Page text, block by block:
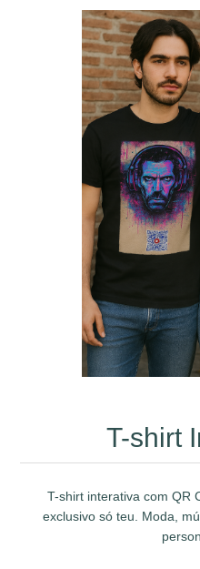
Mit dem Assistenten
T-shirt
T-shirt interativa com QR
exclusivo só teu. Moda,